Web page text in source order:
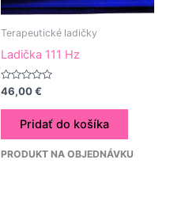
Terapeutické ladičky
Ladička 111 Hz
Hodnotenie
0
z
46,00€
Pridať do košíka
PRODUKT NA OBJEDNÁVKU